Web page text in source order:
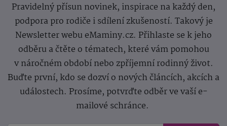
Pravidelný přísun novinek, inspirace na každý den,
podpora pro rodiče i sdílení zkušeností. Takový je
Newsletter webu eMaminy.cz. Přihlaste se k jeho
odběru a čtěte o tématech, které vám pomohou
v náročném období nebo zpříjemní rodinný život.
Buďte první, kdo se dozví o nových článcích, akcích a
událostech. Prosíme, potvrďte odběr ve vaší e-
mailové schránce.